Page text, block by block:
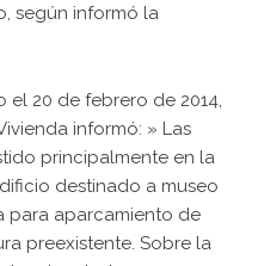
según informó la
20 de febrero de 2014,
informó: » Las
principalmente en la
destinado a museo
para aparcamiento de
preexistente. Sobre la